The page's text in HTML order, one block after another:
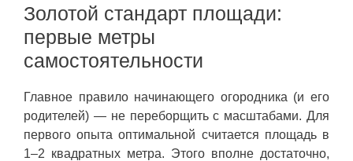
Золотой стандарт площади:
первые метры
самостоятельности
Главное правило начинающего огородника (и его
родителей) — не переборщить с масштабами. Для
первого опыта оптимальной считается площадь в
1–2 квадратных метра. Этого вполне достаточно,